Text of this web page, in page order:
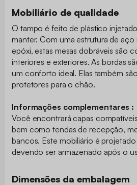
Mobiliário de qualidade
O tampo é feito de plástico
manter. Com uma estrutura de aço
epóxi, estas mesas dobráveis são
interiores e exteriores. As bordas
um conforto ideal. Elas também
protetores para o chão.
Informações complementares :
Você encontrará capas
bem como tendas de recepção,
bancos. Este mobiliário é
devendo ser armazenado após o
Dimensões da embalagem